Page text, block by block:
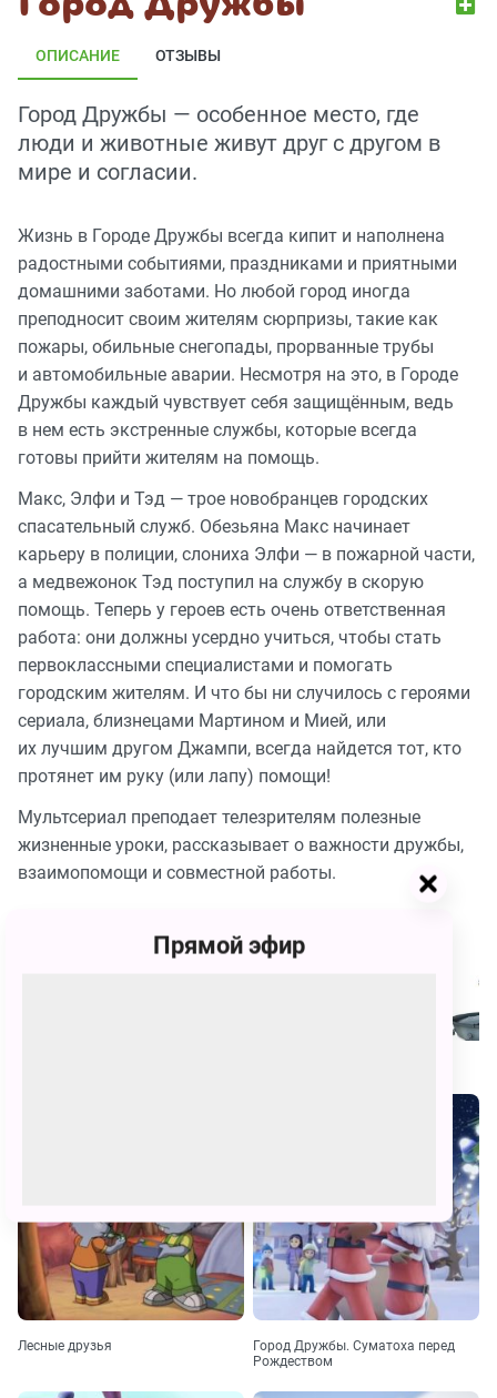
ОПИСАНИЕ ОТЗЫВЫ
Город Дружбы — особенное место, где
люди и животные живут друг с другом в
мире и согласии.
Жизнь в Городе Дружбы всегда кипит и наполнена
радостными событиями, праздниками и приятными
домашними заботами. Но любой город иногда
преподносит своим жителям сюрпризы, такие как
пожары, обильные снегопады, прорванные трубы
и автомобильные аварии. Несмотря на это, в Городе
Дружбы каждый чувствует себя защищённым, ведь
в нем есть экстренные службы, которые всегда
готовы прийти жителям на помощь.
Макс, Элфи и Тэд — трое новобранцев городских
спасательный служб. Обезьяна Макс начинает
карьеру в полиции, слониха Элфи — в пожарной части,
а медвежонок Тэд поступил на службу в скорую
помощь. Теперь у героев есть очень ответственная
работа: они должны усердно учиться, чтобы стать
первоклассными специалистами и помогать
городским жителям. И что бы ни случилось с героями
сериала, близнецами Мартином и Мией, или
их лучшим другом Джампи, всегда найдется тот, кто
протянет им руку (или лапу) помощи!
Мультсериал преподает телезрителям полезные
жизненные уроки, рассказывает о важности дружбы,
взаимопомощи и совместной работы.
Лесные друзья
Город Дружбы. Суматоха перед
Рождеством
Прямой эфир